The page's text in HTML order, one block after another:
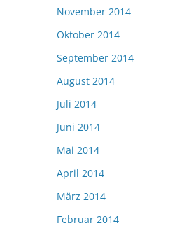
November 2014
Oktober 2014
September 2014
August 2014
Juli 2014
Juni 2014
Mai 2014
April 2014
März 2014
Februar 2014